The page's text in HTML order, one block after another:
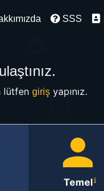
SSS
lütfen girişyapınız.
Temel